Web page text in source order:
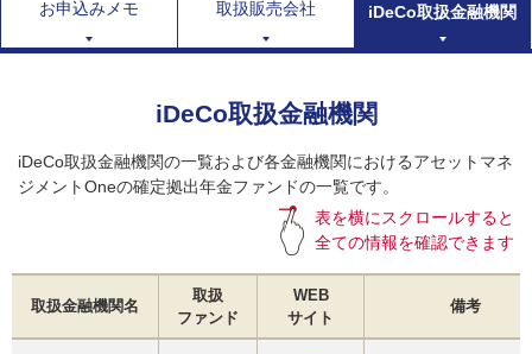
お申込みメモ 取扱販売会社 iDeCo取扱金融機関
iDeCo取扱金融機関
iDeCo取扱金融機関の一覧および各金融機関におけるアセットマネ
ジメントOneの確定拠出年金ファンドの一覧です。
表を横にスクロールすると
全ての情報を確認できます
取扱金融機関名
取扱
ファンド
WEB
サイト
備考